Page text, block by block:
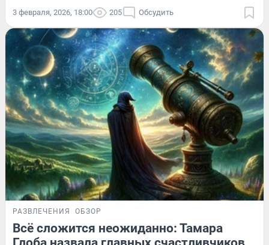
3 февраля, 2026, 18:00 205 Обсудить
РАЗВЛЕЧЕНИЯ ОБЗОР
Всё сложится неожиданно: Тамара